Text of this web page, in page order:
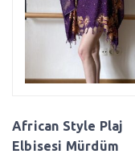
African Style Plaj
Elbisesi Mürdüm